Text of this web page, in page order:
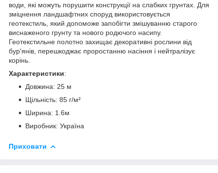
води, які можуть порушити конструкції на слабких грунтах. Для
зміцнення ландшафтних споруд використовується
геотекстиль, який допоможе запобігти змішуванню старого
виснаженого грунту та нового родючого насипу.
Геотекстильне полотно захищає декоративні рослини від
бур'янів, перешкоджає проростанню насіння і нейтралізує
корінь.
Характеристики:
Довжина: 25 м
Щільність: 85 г/м²
Ширина: 1.6м
Виробник: Україна
Приховати